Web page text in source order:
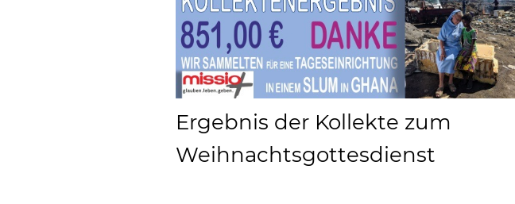
Ergebnis der Kollekte zum
Weihnachtsgottesdienst